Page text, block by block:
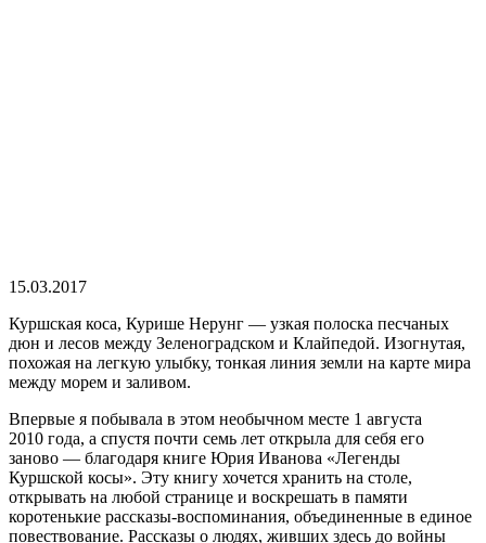
15.03.2017
Куршская коса, Курише Нерунг — узкая полоска песчаных
дюн и лесов между Зеленоградском и Клайпедой. Изогнутая,
похожая на легкую улыбку, тонкая линия земли на карте мира
между морем и заливом.
Впервые я побывала в этом необычном месте 1 августа
2010 года, а спустя почти семь лет открыла для себя его
заново — благодаря книге Юрия Иванова «Легенды
Куршской косы». Эту книгу хочется хранить на столе,
открывать на любой странице и воскрешать в памяти
коротенькие рассказы-воспоминания, объединенные в единое
повествование. Рассказы о людях, живших здесь до войны